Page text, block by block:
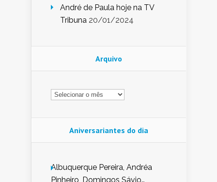
André de Paula hoje na TV
Tribuna 20/01/2024
Arquivo
Arquivo
Aniversariantes do dia
Albuquerque Pereira, Andréa
Pinheiro, Domingos Sávio